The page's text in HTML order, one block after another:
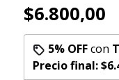
$6.800,00
5% OFFcon
Precio final: